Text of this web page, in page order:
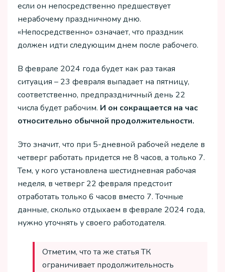
если он непосредственно предшествует
нерабочему праздничному дню.
«Непосредственно» означает, что праздник
должен идти следующим днем после рабочего.
В феврале 2024 года будет как раз такая
ситуация – 23 февраля выпадает на пятницу,
соответственно, предпраздничный день 22
числа будет рабочим. И он сокращается на час
относительно обычной продолжительности.
Это значит, что при 5-дневной рабочей неделе в
четверг работать придется не 8 часов, а только 7.
Тем, у кого установлена шестидневная рабочая
неделя, в четверг 22 февраля предстоит
отработать только 6 часов вместо 7. Точные
данные, сколько отдыхаем в феврале 2024 года,
нужно уточнять у своего работодателя.
Отметим, что та же статья ТК
ограничивает продолжительность